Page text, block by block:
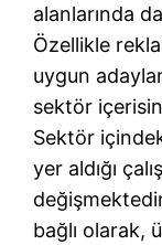
alanlarında
Özellikle
uygun
sektör
Sektör
yer aldığı
bağlı olarak,